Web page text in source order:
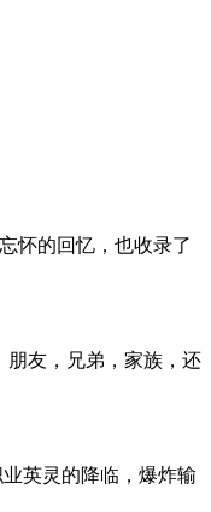
怀的回忆，也收录了
朋友，兄弟，家族，还
英灵的降临，爆炸输